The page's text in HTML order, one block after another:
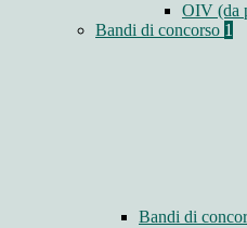
OIV (da
Bandi di concorso 1
Bandi di